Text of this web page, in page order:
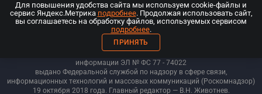
© ООО «Киберспорт.ру» — Все права защищены
18+
ООО «Киберспорт.ру». Свидетельство о регистрации средств массовой
информации ЭЛ № ФС 77 - 74022
выдано Федеральной службой по надзору в сфере связи,
информационных технологий и массовых коммуникаций (Роскомнадзор)
19 октября 2018 года. Главный редактор — В.Н. Животнев.
Для повышения удобства сайта мы используем cookie-файлы и
сервис Яндекс.Метрика подробнее. Продолжая использовать сайт,
вы соглашаетесь на обработку файлов, используемых сервисом
подробнее.
ПРИНЯТЬ